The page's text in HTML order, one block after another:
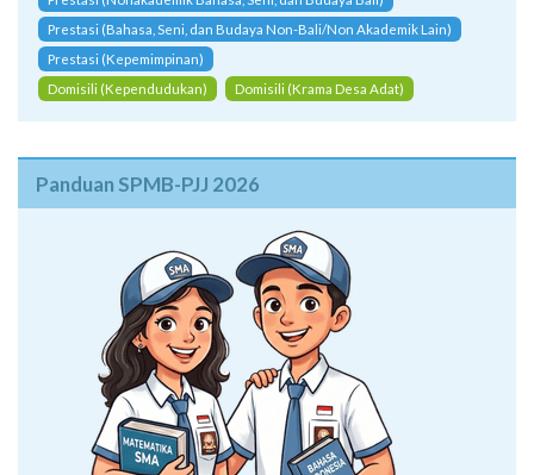
Prestasi (Nonakademik Bahasa, Seni, dan Budaya Bali)
Prestasi (Bahasa, Seni, dan Budaya Non-Bali/Non Akademik Lain)
Prestasi (Kepemimpinan)
Domisili (Kependudukan)
Domisili (Krama Desa Adat)
Panduan SPMB-PJJ 2026